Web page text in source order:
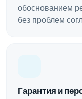
обоснованием
без проблем
Гарантия и